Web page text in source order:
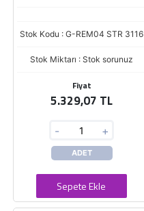
Stok Kodu : G-REM04 STR 3116
Stok Miktarı : Stok sorunuz
Fiyat
5.329,07 TL
- +
ADET
Sepete Ekle